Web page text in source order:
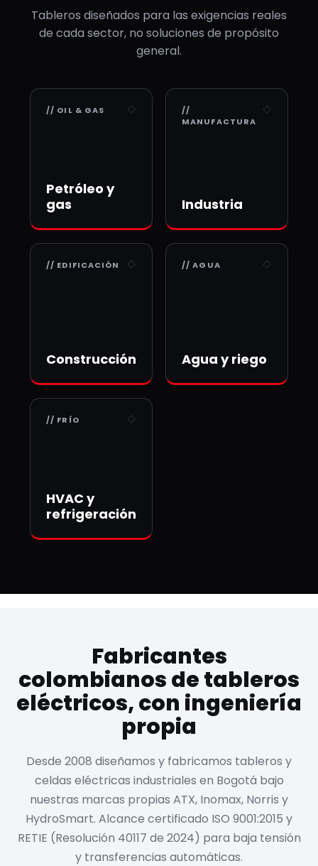
Tableros diseñados para las exigencias reales
de cada sector, no soluciones de propósito
general.
// OIL & GAS
Petróleo y
gas
//
MANUFACTURA
Industria
// EDIFICACIÓN
Construcción
// AGUA
Agua y riego
// FRÍO
HVAC y
refrigeración
Fabricantes
colombianos de tableros
eléctricos, con ingeniería
propia
Desde 2008 diseñamos y fabricamos tableros y
celdas eléctricas industriales en Bogotá bajo
nuestras marcas propias ATX, Inomax, Norris y
HydroSmart. Alcance certificado ISO 9001:2015 y
RETIE (Resolución 40117 de 2024) para baja tensión
y transferencias automáticas.